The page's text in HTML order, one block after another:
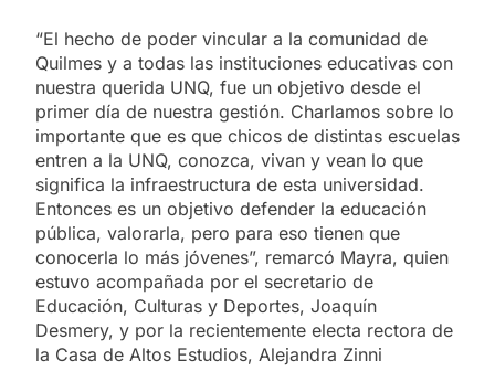
“El hecho de poder vincular a la comunidad de
Quilmes y a todas las instituciones educativas con
nuestra querida UNQ, fue un objetivo desde el
primer día de nuestra gestión. Charlamos sobre lo
importante que es que chicos de distintas escuelas
entren a la UNQ, conozca, vivan y vean lo que
significa la infraestructura de esta universidad.
Entonces es un objetivo defender la educación
pública, valorarla, pero para eso tienen que
conocerla lo más jóvenes”, remarcó Mayra, quien
estuvo acompañada por el secretario de
Educación, Culturas y Deportes, Joaquín
Desmery, y por la recientemente electa rectora de
la Casa de Altos Estudios, Alejandra Zinni